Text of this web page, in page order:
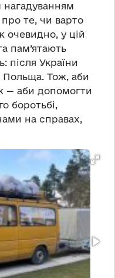
те, чи варто
очевидно, у цій
пам’ятають
після України
Тож, аби
— аби допомогти
боротьбі,
на справах,